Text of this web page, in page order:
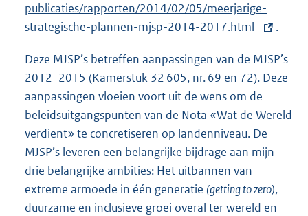
x
t
r
n
e
l
i
n
k
:
publicaties/rapporten/2014/02/05/meerjarige-
strategische-plannen-mjsp-2014-2017.html
.
Deze MJSP’s betreffen aanpassingen van de MJSP’s
2012–2015 (Kamerstuk 32 605, nr. 69 en 72). Deze
aanpassingen vloeien voort uit de wens om de
beleidsuitgangspunten van de Nota «Wat de Wereld
verdient» te concretiseren op landenniveau. De
MJSP’s leveren een belangrijke bijdrage aan mijn
drie belangrijke ambities: Het uitbannen van
extreme armoede in één generatie (getting to zero),
duurzame en inclusieve groei overal ter wereld en